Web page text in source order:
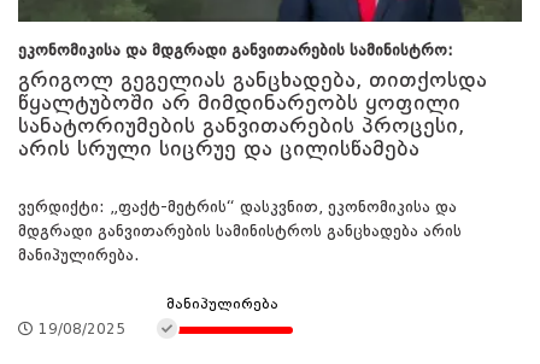
ეკონომიკისა და მდგრადი განვითარების სამინისტრო:
გრიგოლ გეგელიას განცხადება, თითქოსდა
წყალტუბოში არ მიმდინარეობს ყოფილი
სანატორიუმების განვითარების პროცესი,
არის სრული სიცრუე და ცილისწამება
ვერდიქტი: „ფაქტ-მეტრის“ დასკვნით, ეკონომიკისა და
მდგრადი განვითარების სამინისტროს განცხადება არის
მანიპულირება.
19/08/2025
მანიპულირება